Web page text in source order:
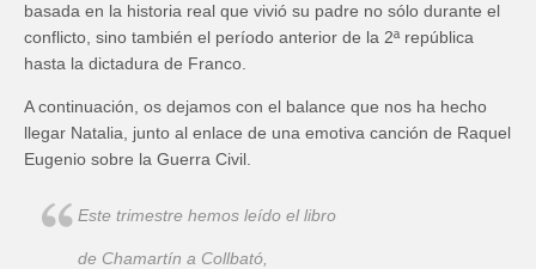
basada en la historia real que vivió su padre no sólo durante el
conflicto, sino también el período anterior de la 2ª república
hasta la dictadura de Franco.
A continuación, os dejamos con el balance que nos ha hecho
llegar Natalia, junto al enlace de una emotiva canción de Raquel
Eugenio sobre la Guerra Civil.
Este trimestre hemos leído el libro
de Chamartín a Collbató,